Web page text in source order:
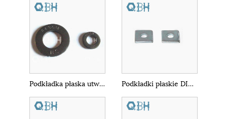
Podkładka płaska utwardzana HDG ASTM F436m Podkładki płaskie DIN436 Podkładka kwadratowa